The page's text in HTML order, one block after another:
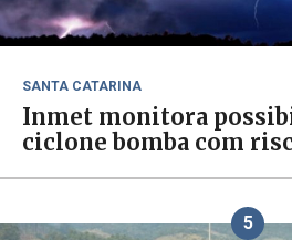
SANTA CATARINA
Inmet monitora
ciclone bomba com
5